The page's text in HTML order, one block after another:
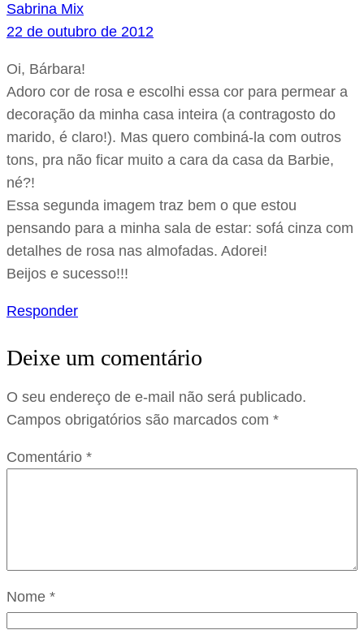
Sabrina Mix
22 de outubro de 2012
Oi, Bárbara!
Adoro cor de rosa e escolhi essa cor para permear a
decoração da minha casa inteira (a contragosto do
marido, é claro!). Mas quero combiná-la com outros
tons, pra não ficar muito a cara da casa da Barbie,
né?!
Essa segunda imagem traz bem o que estou
pensando para a minha sala de estar: sofá cinza com
detalhes de rosa nas almofadas. Adorei!
Beijos e sucesso!!!
Responder
Deixe um comentário
O seu endereço de e-mail não será publicado.
Campos obrigatórios são marcados com *
Comentário *
Nome *